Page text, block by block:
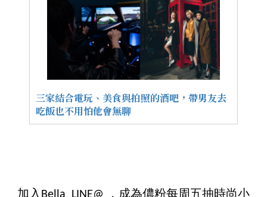
三家結合電玩、美食與拍照的酒吧，帶男友去
吃飯也不用怕他會無聊